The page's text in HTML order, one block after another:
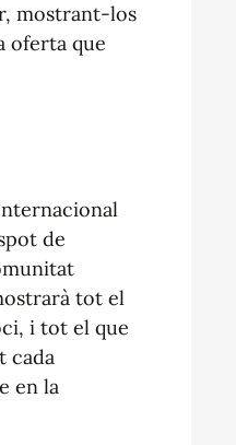
mostrant-los
oferta que
de
tot el
i tot el que
cada
en la